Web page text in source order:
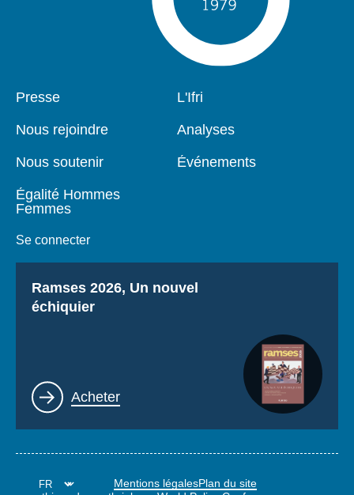
Pied
Presse
Nous rejoindre
Nous soutenir
Égalité Hommes
Femmes
Se connecter
Navigation
L'Ifri
Analyses
Événements
Titre
Ramses 2026, Un nouvel
échiquier
Lien
Acheter
Mentions légalesPlan du site